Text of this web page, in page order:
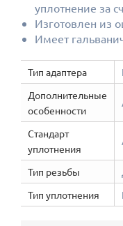
уплотнение за
Изготовлен из
Имеет
Тип адаптера
Дополнительные
особенности
Стандарт
уплотнения
Тип резьбы
Тип уплотнения